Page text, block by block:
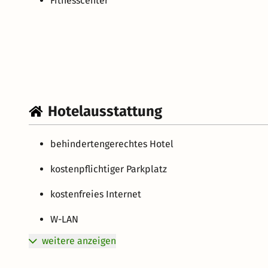
Hotelausstattung
behindertengerechtes Hotel
kostenpflichtiger Parkplatz
kostenfreies Internet
W-LAN
weitere anzeigen